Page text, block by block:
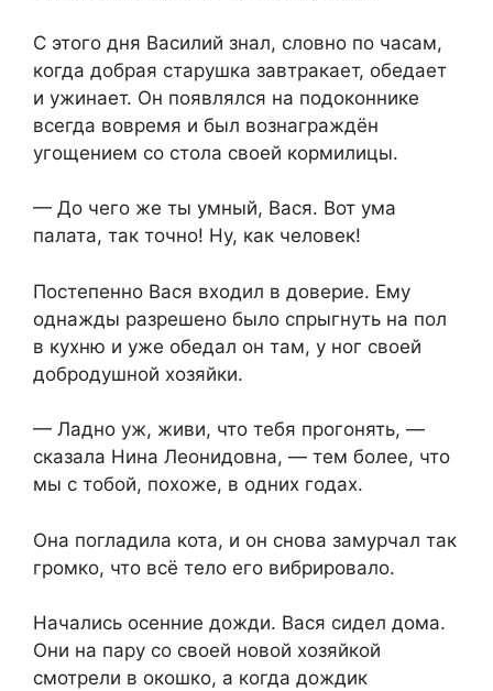
С этого дня Василий знал, словно по часам,
когда добрая старушка завтракает, обедает
и ужинает. Он появлялся на подоконнике
всегда вовремя и был вознаграждён
угощением со стола своей кормилицы.
— До чего же ты умный, Вася. Вот ума
палата, так точно! Ну, как человек!
Постепенно Вася входил в доверие. Ему
однажды разрешено было спрыгнуть на пол
в кухню и уже обедал он там, у ног своей
добродушной хозяйки.
— Ладно уж, живи, что тебя прогонять, —
сказала Нина Леонидовна, — тем более, что
мы с тобой, похоже, в одних годах.
Она погладила кота, и он снова замурчал так
громко, что всё тело его вибрировало.
Начались осенние дожди. Вася сидел дома.
Они на пару со своей новой хозяйкой
смотрели в окошко, а когда дождик